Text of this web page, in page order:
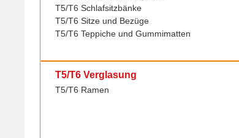
T5/T6 Schlafsitzbänke
T5/T6 Sitze und Bezüge
T5/T6 Teppiche und Gummimatten
T5/T6 Verglasung
T5/T6 Verglasung
T5/T6 Ramen